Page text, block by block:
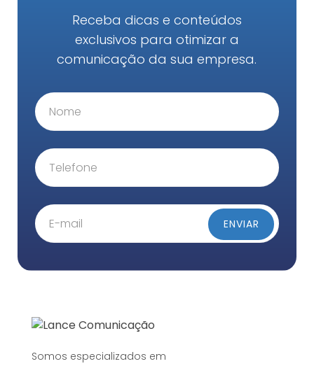
Receba dicas e conteúdos
exclusivos para otimizar a
comunicação da sua empresa.
Somos especializados em